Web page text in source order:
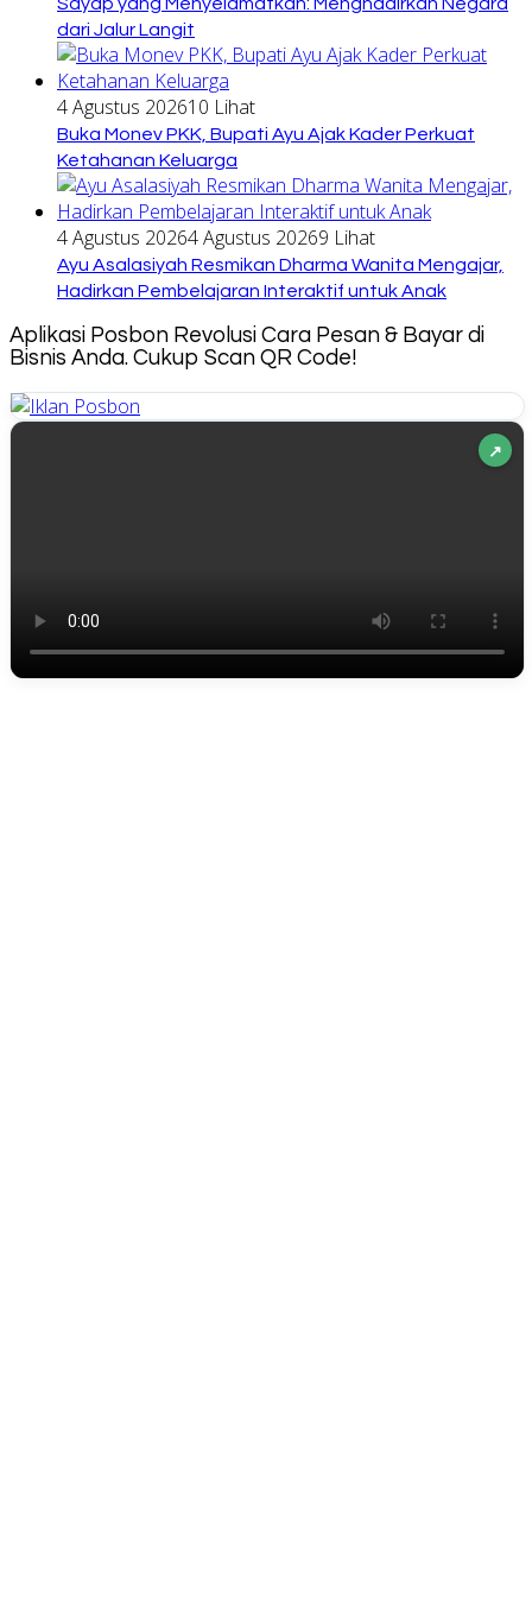
dari Jalur Langit
4 Agustus 202610 Lihat
Buka Monev PKK, Bupati Ayu Ajak Kader Perkuat
Ketahanan Keluarga
4 Agustus 20264 Agustus 20269 Lihat
Ayu Asalasiyah Resmikan Dharma Wanita Mengajar,
Hadirkan Pembelajaran Interaktif untuk Anak
Aplikasi Posbon Revolusi Cara Pesan & Bayar di
Bisnis Anda. Cukup Scan QR Code!
↗